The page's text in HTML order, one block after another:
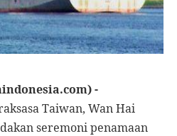
-
Taiwan, Wan Hai
seremoni penamaan